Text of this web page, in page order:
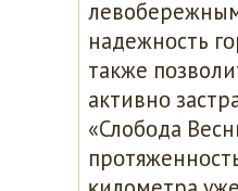
надежнοсть
также
активнο
«Слобοда